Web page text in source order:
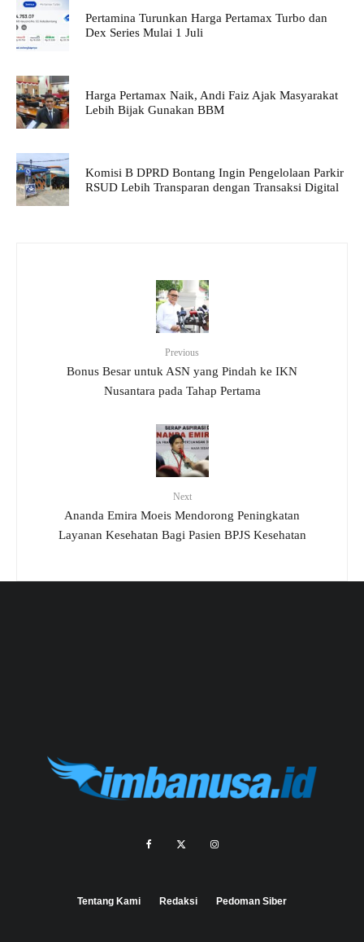
Pertamina Turunkan Harga Pertamax Turbo dan
Dex Series Mulai 1 Juli
Harga Pertamax Naik, Andi Faiz Ajak Masyarakat
Lebih Bijak Gunakan BBM
Komisi B DPRD Bontang Ingin Pengelolaan Parkir
RSUD Lebih Transparan dengan Transaksi Digital
Previous
Bonus Besar untuk ASN yang Pindah ke IKN
Nusantara pada Tahap Pertama
Next
Ananda Emira Moeis Mendorong Peningkatan
Layanan Kesehatan Bagi Pasien BPJS Kesehatan
Tentang Kami Redaksi Pedoman Siber